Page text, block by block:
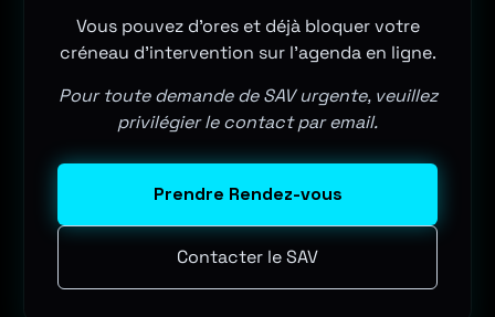
Vous pouvez d'ores et déjà bloquer votre
créneau d'intervention sur l'agenda en ligne.
Pour toute demande de SAV urgente, veuillez
privilégier le contact par email.
Prendre Rendez-vous
Contacter le SAV